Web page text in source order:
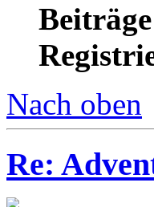
Nach oben
Re: